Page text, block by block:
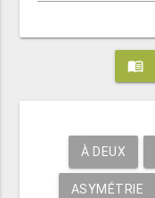
menu_book
À DEUX
ASYMÉTRIE